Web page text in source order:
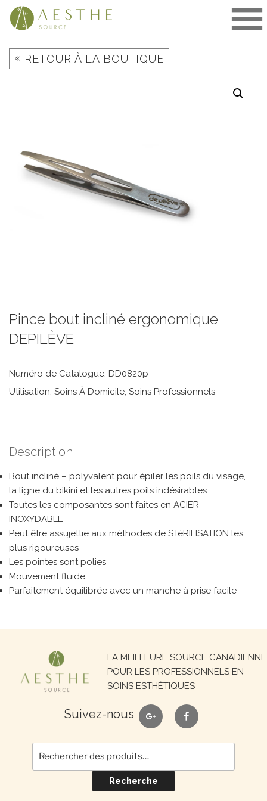
Aller
« RETOUR À LA BOUTIQUE
Pince bout incliné ergonomique
DEPILÈVE
Numéro de Catalogue: DD0820p
Utilisation: Soins À Domicile, Soins Professionnels
Description
Bout incliné – polyvalent pour épiler les poils du visage,
la ligne du bikini et les autres poils indésirables
Toutes les composantes sont faites en ACIER
INOXYDABLE
Peut être assujettie aux méthodes de STéRILISATION les
plus rigoureuses
Les pointes sont polies
Mouvement fluide
Parfaitement équilibrée avec un manche à prise facile
LA MEILLEURE SOURCE CANADIENNE
POUR LES PROFESSIONNELS EN
SOINS ESTHÉTIQUES
Suivez-nous google facebook
Recherche
pour :
Recherche